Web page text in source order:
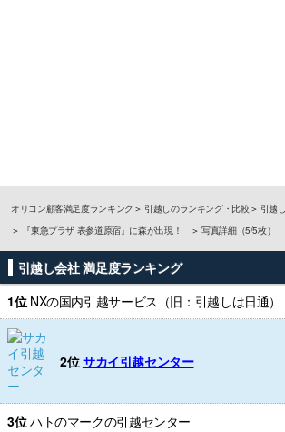
オリコン顧客満足度ランキング 引越しのランキング・比較
引越
『東急プラザ 表参道原宿』に森が出現！
写真詳細（5/5枚）
引越し会社 満足度ランキング
1位 NXの国内引越サービス（旧：引越しは日通）
2位サカイ引越センター
3位ハトのマークの引越センター